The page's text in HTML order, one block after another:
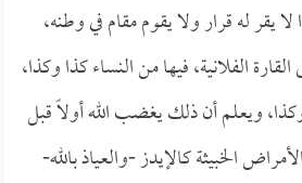
يقر له قرار ولا يقوم مقام في وطنه،
الفلانية، فيها من النساء كذا وكذا،
ويعلم أن ذلك يغضب الله أولاً قبل
الخبيثة كالإيدز -والعياذ بالله-